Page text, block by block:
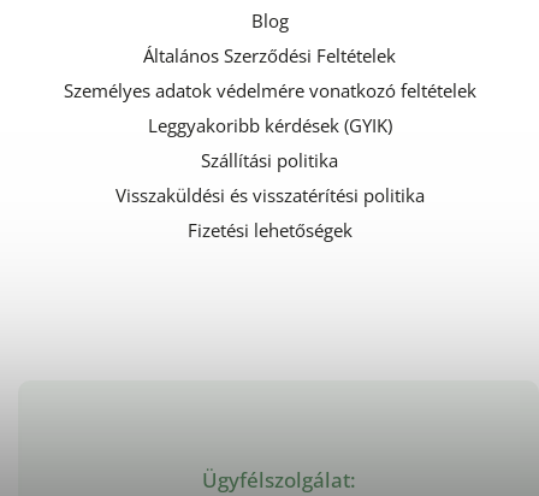
Ügyfélszolgálat:
Blog
Általános Szerződési Feltételek
Személyes adatok védelmére vonatkozó feltételek
Leggyakoribb kérdések (GYIK)
Szállítási politika
Visszaküldési és visszatérítési politika
Fizetési lehetőségek